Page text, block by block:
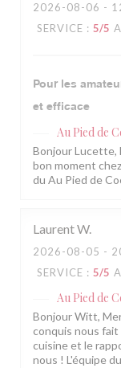
2026-08-06 -
SERVICE : 5/5
Pour les
et efficace
Au Pied de
Bonjour Lucette,
bon moment
du Au Pied de
LaurentW
2026-08-05 -
SERVICE : 5/5
Au Pied de
Bonjour Witt,
conquis nous
cuisine et le
nous ! L'équipe